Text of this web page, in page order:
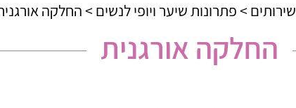
שירותים >פתרונות שיער ויופי לנשים >החלקה
החלקה אורגנית